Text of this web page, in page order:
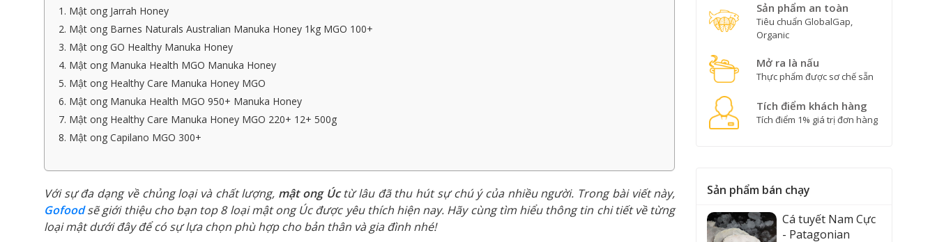
1. Mật ong Jarrah Honey
2. Mật ong Barnes Naturals Australian Manuka Honey 1kg MGO 100+
3. Mật ong GO Healthy Manuka Honey
4. Mật ong Manuka Health MGO Manuka Honey
5. Mật ong Healthy Care Manuka Honey MGO
6. Mật ong Manuka Health MGO 950+ Manuka Honey
7. Mật ong Healthy Care Manuka Honey MGO 220+ 12+ 500g
8. Mật ong Capilano MGO 300+
Với sự đa dạng về chủng loại và chất lượng, mật ong Úctừ lâu đã thu hút sự chú ý của nhiều người. Trong bài viết này,
Gofoodsẽ giới thiệu cho bạn top 8 loại mật ong Úc được yêu thích hiện nay. Hãy cùng tìm hiểu thông tin chi tiết về từng
loại mật dưới đây để có sự lựa chọn phù hợp cho bản thân và gia đình nhé!
Sản phẩm an toàn
Tiêu chuẩn GlobalGap,
Organic
Mở ra là nấu
Thực phẩm được sơ chế sẵn
Tích điểm khách hàng
Tích điểm 1% giá trị đơn hàng
Sản phẩm bán chạy
Cá tuyết Nam Cực
- Patagonian